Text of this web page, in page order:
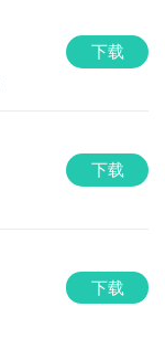
下载
下载
下载